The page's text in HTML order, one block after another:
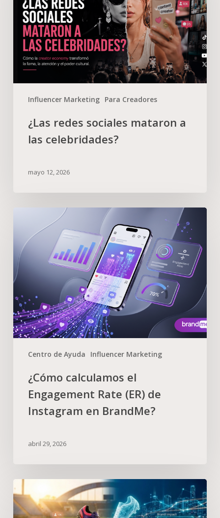
Influencer Marketing Para Creadores
¿Las redes sociales mataron a
las celebridades?
mayo 12, 2026
Centro de Ayuda Influencer Marketing
¿Cómo calculamos el
Engagement Rate (ER) de
Instagram en BrandMe?
abril 29, 2026